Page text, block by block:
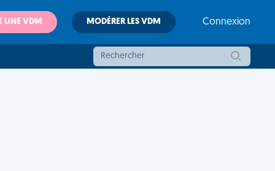
UNE VDM MODÉRER LES VDM Connexion